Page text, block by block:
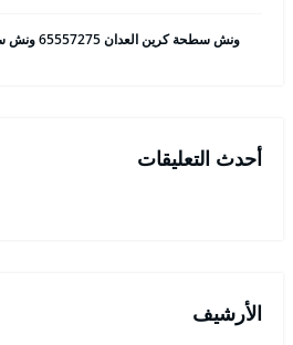
ونش سطحة كرين العدان 65557275 ونش سحب وانقاذ سيارات
أحدث التعليقات
الأرشيف